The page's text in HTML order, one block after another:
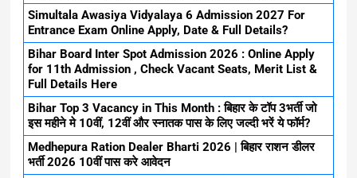
Simultala Awasiya Vidyalaya 6 Admission 2027 For
Entrance Exam Online Apply, Date & Full Details?
Bihar Board Inter Spot Admission 2026 : Online Apply
for 11th Admission , Check Vacant Seats, Merit List &
Full Details Here
Bihar Top 3 Vacancy in This Month : बिहार के टॉप 3भर्ती जो
इस महीने मे 10वीं, 12वीं और स्नातक पास के लिए जल्दी भरें ये फॉर्म?
Medhepura Ration Dealer Bharti 2026 | बिहार राशन डीलर
भर्ती 2026 10वीं पास करे आवेदन